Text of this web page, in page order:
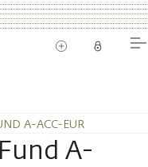
A-ACC-EUR
A-